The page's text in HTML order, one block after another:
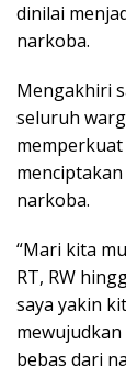
dinilai
narkoba.
Mengakhiri
seluruh
narkoba.
“Mari kita
RT, RW
saya yakin
bebas dari